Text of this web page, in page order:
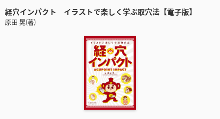
経穴インパクト イラストで楽しく学ぶ取穴法【電子版】
原田 晃(著)